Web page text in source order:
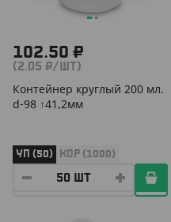
102.50 ₽
(2.05 ₽/ШТ)
Контейнер круглый 200 мл.
d-98 ↑41,2мм
УП (50) КОР (1000)